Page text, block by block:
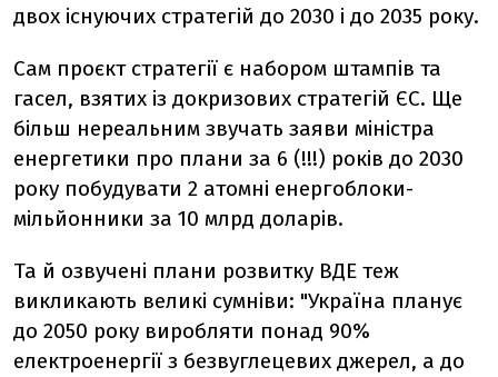
двох існуючих стратегій до 2030 і до 2035 року.
Сам проєкт стратегії є набором штампів та
гасел, взятих із докризових стратегій ЄС. Ще
більш нереальним звучать заяви міністра
енергетики про плани за 6 (!!!) років до 2030
року побудувати 2 атомні енергоблоки-
мільйонники за 10 млрд доларів.
Та й озвучені плани розвитку ВДЕ теж
викликають великі сумніви: "Україна планує
до 2050 року виробляти понад 90%
електроенергії з безвуглецевих джерел, а до